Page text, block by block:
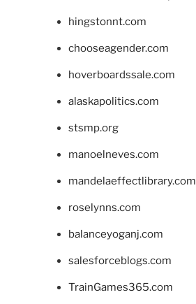
hingstonnt.com
chooseagender.com
hoverboardssale.com
alaskapolitics.com
stsmp.org
manoelneves.com
mandelaeffectlibrary.com
roselynns.com
balanceyoganj.com
salesforceblogs.com
TrainGames365.com